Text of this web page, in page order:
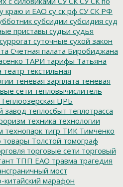
краю и ЕАО су ск рф СУ СК РФ
субсидии субсидия суд
приставы судьи судья
суррогат суточные сухой закон
Счетная палата Биробиджана
ТАРИ тарифы Татьяна
театр текстильная
теневая зарплата теневая
сети тепловычислитель
Теплоозёрская ЦРБ
завод теплосбыт теплотрасса
техника технологии
технопарк тигр ТИК Тимченко
товары Толстой томограф
торговые сети торговый
ТПП ЕАО травма трагедия
мост
китайский марафон